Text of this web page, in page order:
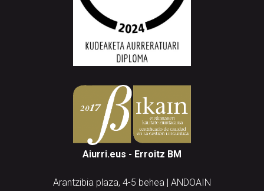
Aiurri.eus - Erroitz BM
Arantzibia plaza, 4-5 behea | ANDOAIN